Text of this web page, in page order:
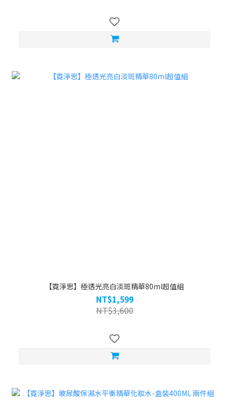
【霓淨思】極透光亮白淡斑精華80ml超值組
NT$1,599
NT$3,600